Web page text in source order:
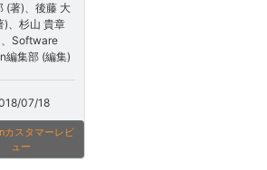
(著)、後藤 大
)、杉山 貴章
、Software
編集部 (編集)
07/18
カスタマーレビ
ュー